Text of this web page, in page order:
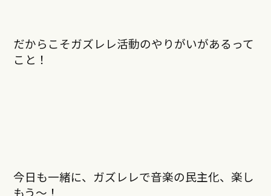
だからこそガズレレ活動のやりがいがあるって
こと！
今日も一緒に、ガズレレで音楽の民主化、楽し
もう〜！